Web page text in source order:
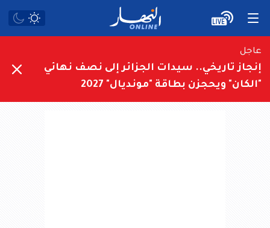
عاجل
إنجاز تاريخي.. سيدات الجزائر إلى نصف نهائي
"الكان" ويحجزن بطاقة "مونديال" 2027